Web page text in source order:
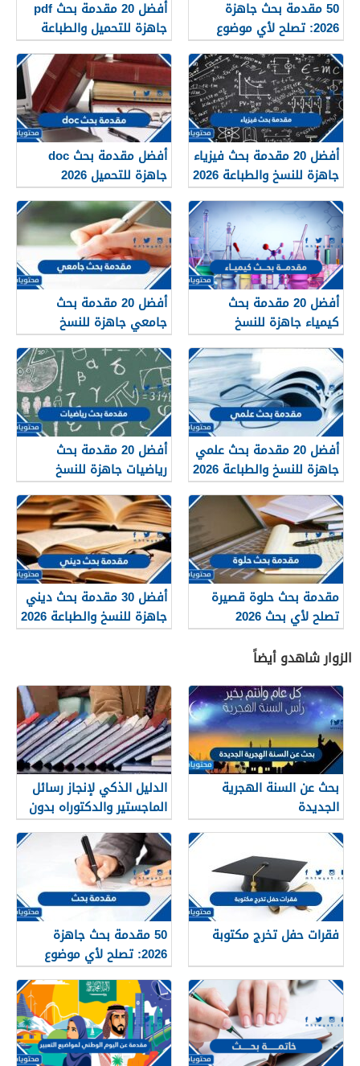
50 مقدمة بحث جاهزة
2026: تصلح لأي موضوع
وتناسب كل المراحل
أفضل 20 مقدمة بحث pdf
جاهزة للتحميل والطباعة
2026
أفضل 20 مقدمة بحث فيزياء
جاهزة للنسخ والطباعة 2026
أفضل مقدمة بحث doc
جاهزة للتحميل 2026
أفضل 20 مقدمة بحث
كيمياء جاهزة للنسخ
والطباعة 2026
أفضل 20 مقدمة بحث
جامعي جاهزة للنسخ
والطباعة 2026
أفضل 20 مقدمة بحث علمي
جاهزة للنسخ والطباعة 2026
أفضل 20 مقدمة بحث
رياضيات جاهزة للنسخ
والطباعة 2026
مقدمة بحث حلوة قصيرة
تصلح لأي بحث 2026
أفضل 30 مقدمة بحث ديني
جاهزة للنسخ والطباعة 2026
الزوار شاهدو أيضاً
بحث عن السنة الهجرية
الجديدة
الدليل الذكي لإنجاز رسائل
الماجستير والدكتوراه بدون
تعقيد
فقرات حفل تخرج مكتوبة
50 مقدمة بحث جاهزة
2026: تصلح لأي موضوع
وتناسب كل المراحل